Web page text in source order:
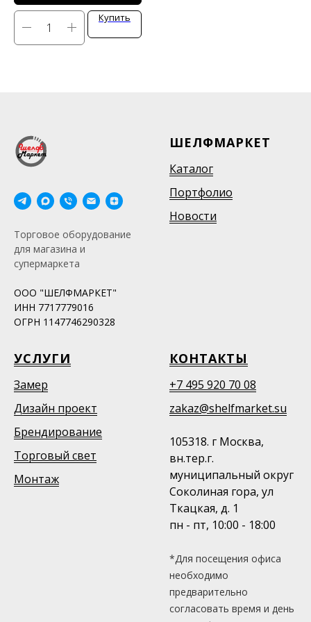
Купить
Торговое оборудование
для магазина и
супермаркета
ООО "ШЕЛФМАРКЕТ"
ИНН 7717779016
ОГРН 1147746290328
ШЕЛФМАРКЕТ
Каталог
Портфолио
Новости
УСЛУГИ
Замер
Дизайн проект
Брендирование
Торговый свет
Монтаж
КОНТАКТЫ
+7 495 920 70 08
zakaz@shelfmarket.su
105318. г Москва,
вн.тер.г.
муниципальный округ
Соколиная гора, ул
Ткацкая, д. 1
пн - пт, 10:00 - 18:00
*Для посещения офиса
необходимо
предварительно
согласовать время и день